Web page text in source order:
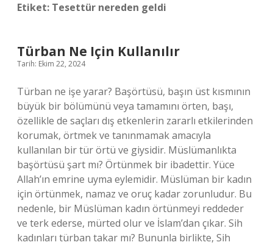
Etiket: Tesettür nereden geldi
Türban Ne Için Kullanılır
Tarih: Ekim 22, 2024
Türban ne işe yarar? Başörtüsü, başın üst kısmının
büyük bir bölümünü veya tamamını örten, başı,
özellikle de saçları dış etkenlerin zararlı etkilerinden
korumak, örtmek ve tanınmamak amacıyla
kullanılan bir tür örtü ve giysidir. Müslümanlıkta
başörtüsü şart mı? Örtünmek bir ibadettir. Yüce
Allah’ın emrine uyma eylemidir. Müslüman bir kadın
için örtünmek, namaz ve oruç kadar zorunludur. Bu
nedenle, bir Müslüman kadın örtünmeyi reddeder
ve terk ederse, mürted olur ve İslam’dan çıkar. Sih
kadınları türban takar mı? Bununla birlikte, Sih